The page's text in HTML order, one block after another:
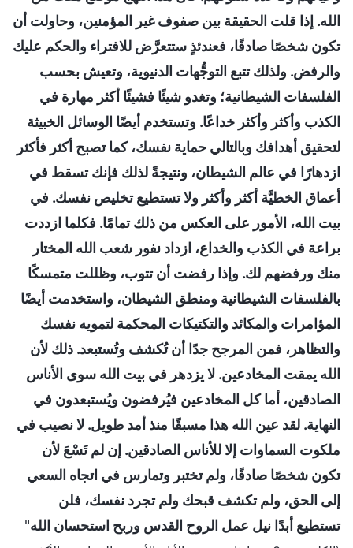
الله. إذا قلت الحقيقة بين صفوف غير المؤمنين، وحاولت أن
تكون شخصًا صادقًا، فعندئذٍ ستتعرَّض للافتراء والحكم عليك
والرفض. ولذلك تتبع التوجُّهات الدنيوية، وتعيش بحسب
الفلسفات الشيطانية؛ وتغدو شيئًا فشيئًا أكثر مهارة في
الكذب وأكثر وأكثر خداعًا. وتستخدم أيضًا الوسائل الخبيثة
لتحقيق أهدافك وبالتالي حماية نفسك، كما تصبح أكثر فأكثر
ازدهارًا في عالم الشيطان، ونتيجةً لذلك فإنك تسقط في
أعماق الخطيَّة أكثر وأكثر ولا تستطيع تخليص نفسك. في
بيت الله، الأمور على العكس من ذلك تمامًا. فكلما ازددت
براعة في الكذب والخداع، ازداد نفور شعب الله المختار
منك ورفضهم لك. وإذا رفضت أن تتوب، وظللت متمسكًا
بالفلسفات الشيطانية ومنطق الشيطان، واستخدمت أيضًا
المؤامرات والمكائد والتكتيكات المحكمة لتمويه نفسك
والتظاهر، فمن المرجح جدًا أن تُكشف وتُستبعد. ذلك لأن
الله يمقت المخادعين. لا يزدهر في بيت الله سوى الأناس
الصادقين، أما كل المخادعين فيُرفضون ويُستبعدون في
النهاية. لقد عين الله هذا مسبقًا منذ أمد طويل. لا نصيب في
ملكوت السماوات إلا للأناس الصادقين. إن لم تَسْعَ لأن
تكون شخصًا صادقًا، ولم تختبر وتمارس في اتجاه السعي
إلى الحق، ولم تكشف قبحك ولم تجرد نفسك، فلن
تستطيع أبدًا نيل عمل الروح القدس وربح استحسان الله"